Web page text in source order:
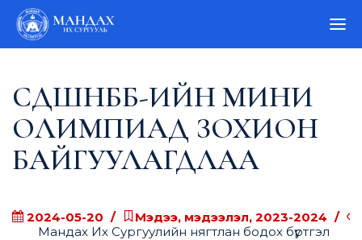
СДШНББ-ИЙН МИНИ
ОЛИМПИАД ЗОХИОН
БАЙГУУЛАГДЛАА
2024-05-20 Мэдээ, мэдээлэл, 2023-2024
Мандах Их Сургуулийн нягтлан бодох бүртгэл